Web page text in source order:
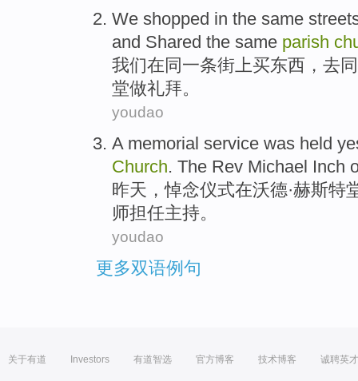
We shopped in the same
and Shared the same parish
我们在同 一条街上买东西， 去
堂做礼拜。
youdao
A memorial service was held
Church. The Rev Michael Inch
昨天 ，悼念仪式在沃德·赫斯特
师担任主持。
youdao
更多双语例句
关于有道 Investors 有道智选 官方博客 技术博客 诚聘英才